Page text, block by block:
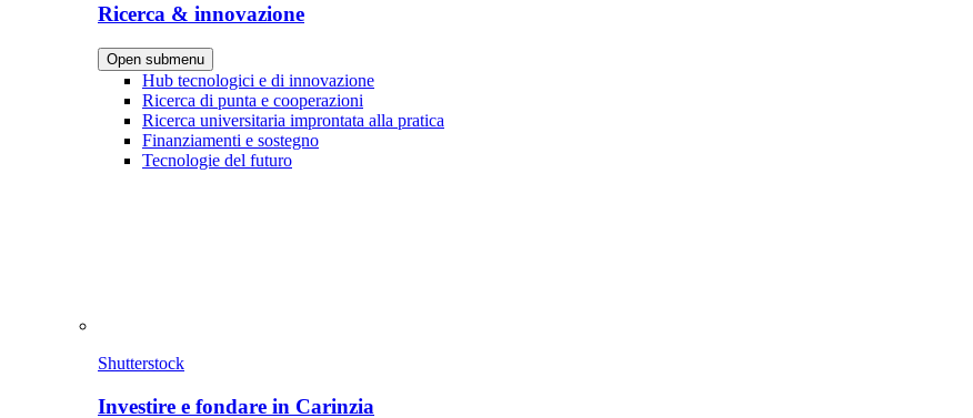
Ricerca & innovazione
Open submenu
Hub tecnologici e di innovazione
Ricerca di punta e cooperazioni
Ricerca universitaria improntata alla pratica
Finanziamenti e sostegno
Tecnologie del futuro
Shutterstock
Investire e fondare in Carinzia